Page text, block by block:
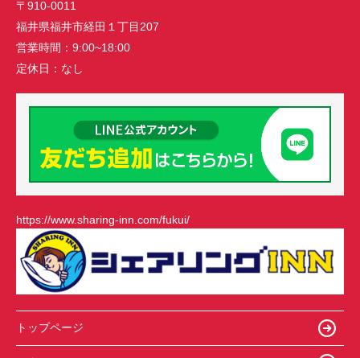
〒910-0011
福井県福井市経田１丁目207
営業時間： 9:00~18:00
定休日： なし
https://www.sharing-inn.com/fukui/
トップページ